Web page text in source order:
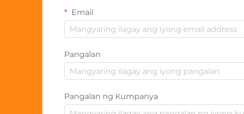
Email
Pangalan
Pangalan ng Kumpanya